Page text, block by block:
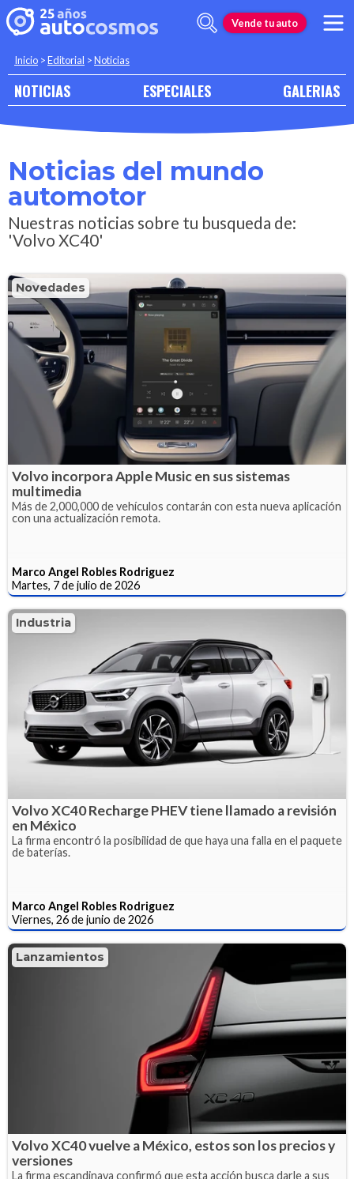
Vende tu auto
Inicio >Editorial >Noticias
NOTICIAS ESPECIALES GALERIAS
Noticias del mundo
automotor
Nuestras noticias sobre tu busqueda de:
'Volvo XC40'
Novedades
Volvo incorpora Apple Music en sus sistemas
multimedia
Más de 2,000,000 de vehículos contarán con esta nueva aplicación
con una actualización remota.
Marco Angel Robles Rodriguez
Martes, 7 de julio de 2026
Industria
Volvo XC40 Recharge PHEV tiene llamado a revisión
en México
La firma encontró la posibilidad de que haya una falla en el paquete
de baterías.
Marco Angel Robles Rodriguez
Viernes, 26 de junio de 2026
Lanzamientos
Volvo XC40 vuelve a México, estos son los precios y
versiones
La firma escandinava confirmó que esta acción busca darle a sus